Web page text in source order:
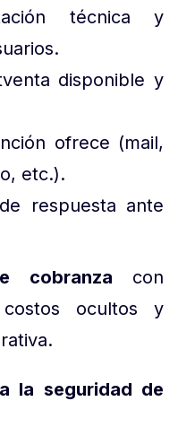
técnica y
disponible y
ofrece (mail,
etc.).
respuesta ante
cobranza con
ocultos y
la seguridad de